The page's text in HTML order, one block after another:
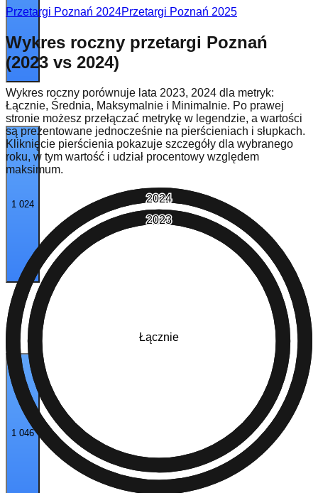
1 024
1 046
Przetargi Poznań 2024Przetargi Poznań 2025
Wykres roczny przetargi Poznań
(2023 vs 2024)
Wykres roczny porównuje lata 2023, 2024 dla metryk:
Łącznie, Średnia, Maksymalnie i Minimalnie. Po prawej
stronie możesz przełączać metrykę w legendzie, a wartości
są prezentowane jednocześnie na pierścieniach i słupkach.
Kliknięcie pierścienia pokazuje szczegóły dla wybranego
roku, w tym wartość i udział procentowy względem
maksimum.
2024
2023
Łącznie